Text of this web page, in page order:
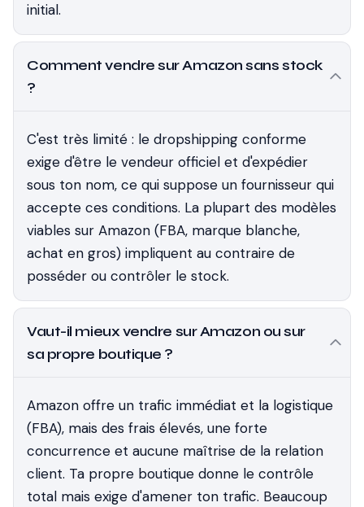
initial.
Comment vendre sur Amazon sans stock
?
C'est très limité : le dropshipping conforme
exige d'être le vendeur officiel et d'expédier
sous ton nom, ce qui suppose un fournisseur qui
accepte ces conditions. La plupart des modèles
viables sur Amazon (FBA, marque blanche,
achat en gros) impliquent au contraire de
posséder ou contrôler le stock.
Vaut-il mieux vendre sur Amazon ou sur
sa propre boutique ?
Amazon offre un trafic immédiat et la logistique
(FBA), mais des frais élevés, une forte
concurrence et aucune maîtrise de la relation
client. Ta propre boutique donne le contrôle
total mais exige d'amener ton trafic. Beaucoup